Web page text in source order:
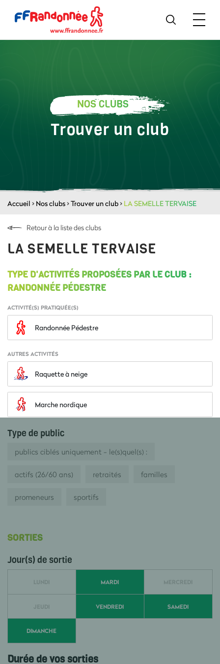
NOS CLUBS
Trouver un club
Accueil > Nos clubs>Trouver un club> LA SEMELLE TERVAISE
Retour à la liste des clubs
LA SEMELLE TERVAISE
TYPE D'ACTIVITÉS PROPOSÉES PAR LE CLUB :
RANDONNÉE PÉDESTRE
ACTIVITÉ(S) PRATIQUÉE(S)
Randonnée Pédestre
AUTRES ACTIVITÉS
Raquette à neige
Marche nordique
Type de public
publics ciblés uniquement - le(s)quel(s) :
actifs (26/60 ans) retraités familles
promeneurs sportifs
SORTIES
Jour(s) de sortie
LUNDI MARDI MERCREDI
JEUDI VENDREDI SAMEDI
DIMANCHE
Durée de vos sorties